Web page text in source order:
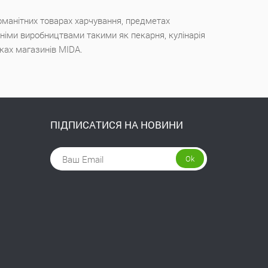
товарах харчування, предметах
виробництвами такими як пекарня, кулінарія
магазинів MIDA.
ПІДПИСАТИСЯ НА НОВИНИ
Ok